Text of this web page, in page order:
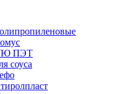
ПЭТ
соуса